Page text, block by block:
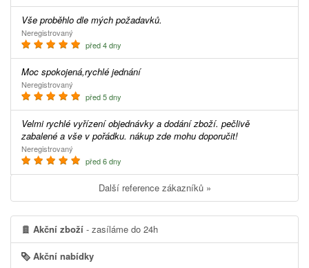
Vše proběhlo dle mých požadavků.
Neregistrovaný
před 4 dny
Moc spokojená,rychlé jednání
Neregistrovaný
před 5 dny
Velmi rychlé vyřízení objednávky a dodání zboží. pečlivě
zabalené a vše v pořádku. nákup zde mohu doporučit!
Neregistrovaný
před 6 dny
Další reference zákazníků »
Akční zboží - zasíláme do 24h
Akční nabídky